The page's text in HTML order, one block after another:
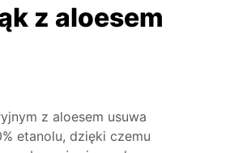
z aloesem
z aloesem usuwa
etanolu, dzięki czemu